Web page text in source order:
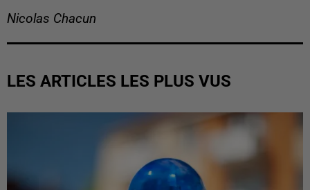
Nicolas Chacun
LES ARTICLES LES PLUS VUS